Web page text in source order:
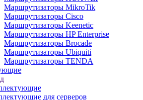
Маршрутизаторы MikroTik
Маршрутизаторы Cisco
Маршрутизаторы Keenetic
Маршрутизаторы HP Enterprise
Маршрутизаторы Brocade
Маршрутизаторы Ubiquiti
Маршрутизаторы TENDA
для серверов